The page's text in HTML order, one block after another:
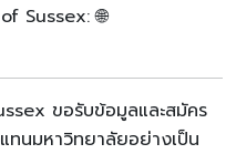
Sussex: 🌐
ขอรับข้อมูลและสมัคร
นมหาวิทยาลัยอย่างเป็น